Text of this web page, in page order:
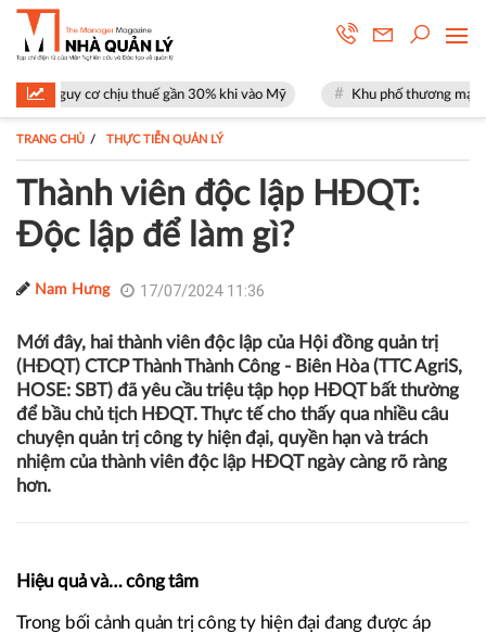
thuế gần 30% khi vào Mỹ Khu phố thương mại SOHO tại The
TRANG CHỦ THỰC TIỄN QUẢN LÝ
Thành viên độc lập HĐQT:
Độc lập để làm gì?
Nam Hưng 17/07/2024 11:36
Mới đây, hai thành viên độc lập của Hội đồng quản trị
(HĐQT) CTCP Thành Thành Công - Biên Hòa (TTC AgriS,
HOSE: SBT) đã yêu cầu triệu tập họp HĐQT bất thường
để bầu chủ tịch HĐQT. Thực tế cho thấy qua nhiều câu
chuyện quản trị công ty hiện đại, quyền hạn và trách
nhiệm của thành viên độc lập HĐQT ngày càng rõ ràng
hơn.
Hiệu quả và… công tâm
Trong bối cảnh quản trị công ty hiện đại đang được áp